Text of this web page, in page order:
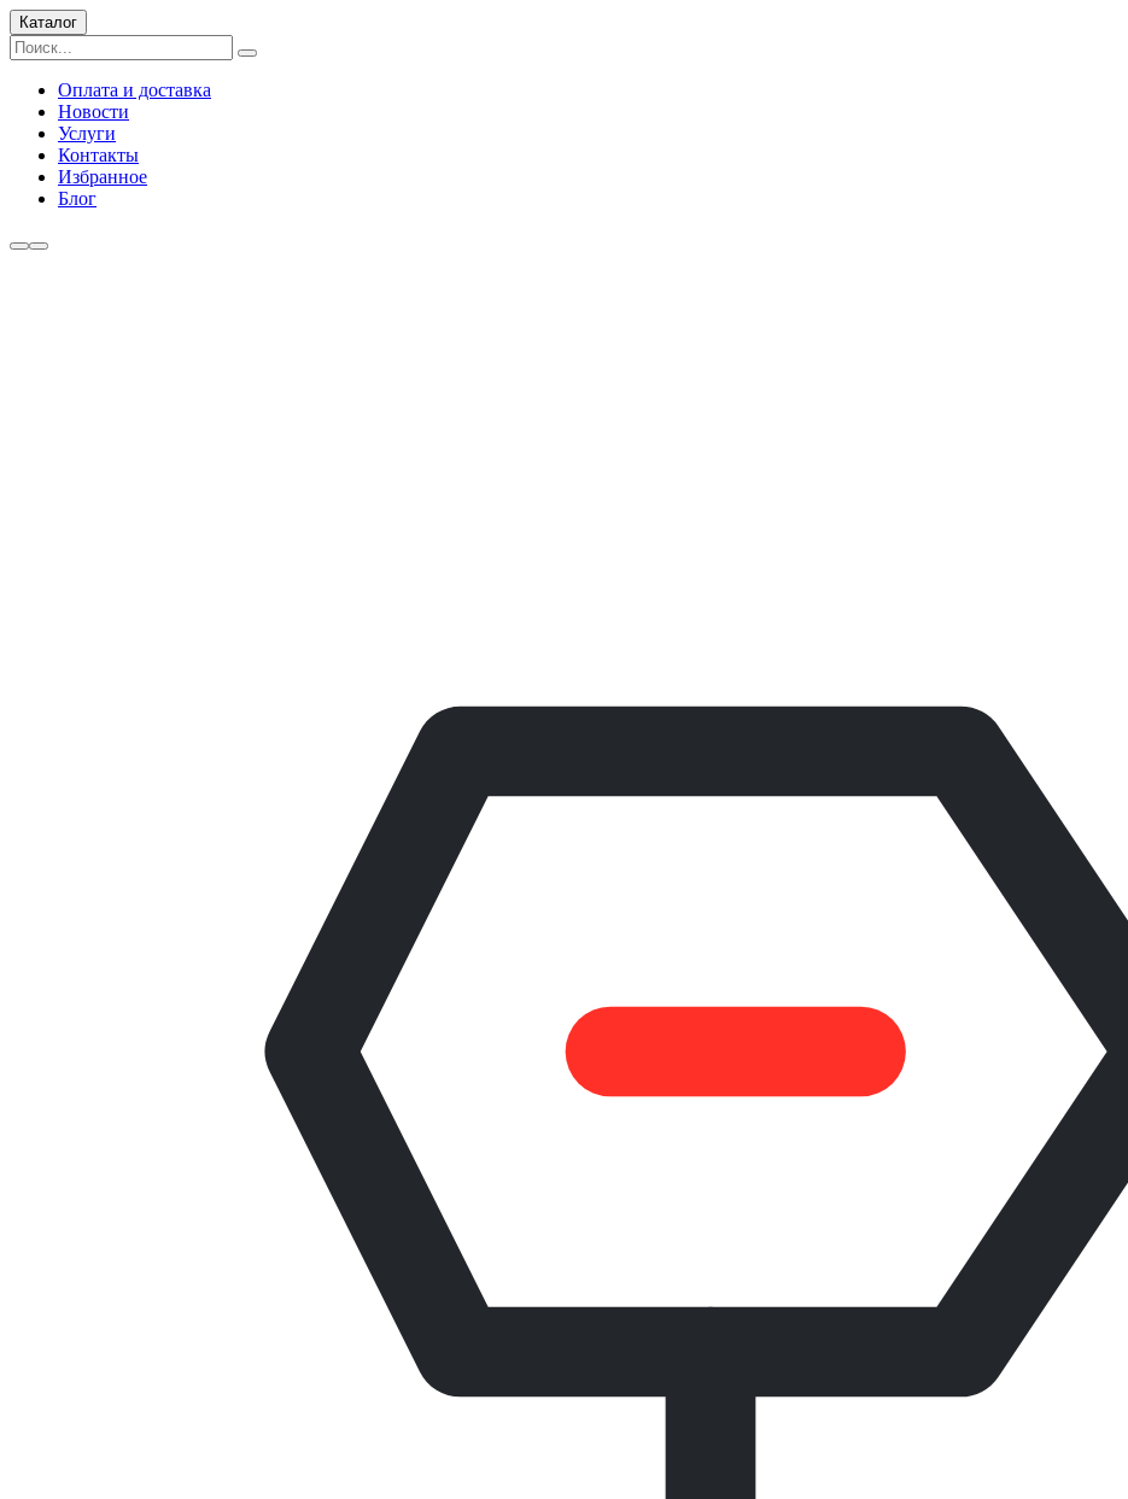
Каталог
Оплата и доставка
Новости
Услуги
Контакты
Избранное
Блог